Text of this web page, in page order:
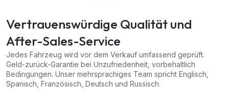
Vertrauenswürdige Qualität und
After-Sales-Service
Jedes Fahrzeug wird vor dem Verkauf umfassend geprüft.
Geld-zurück-Garantie bei Unzufriedenheit, vorbehaltlich
Bedingungen. Unser mehrsprachiges Team spricht Englisch,
Spanisch, Französisch, Deutsch und Russisch.